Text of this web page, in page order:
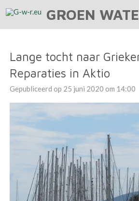
Ga
hoofdinhoud
GROEN
Lange tocht naar
Reparaties in Aktio
Gepubliceerd op 25 juni 2020 om 14:00